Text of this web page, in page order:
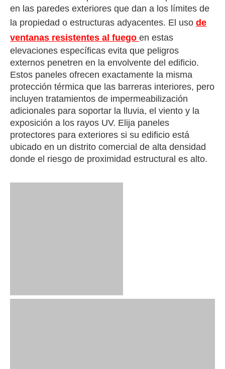
en las paredes exteriores que dan a los límites de
la propiedad o estructuras adyacentes. El uso de
ventanas resistentes al fuego en estas
elevaciones específicas evita que peligros
externos penetren en la envolvente del edificio.
Estos paneles ofrecen exactamente la misma
protección térmica que las barreras interiores, pero
incluyen tratamientos de impermeabilización
adicionales para soportar la lluvia, el viento y la
exposición a los rayos UV. Elija paneles
protectores para exteriores si su edificio está
ubicado en un distrito comercial de alta densidad
donde el riesgo de proximidad estructural es alto.